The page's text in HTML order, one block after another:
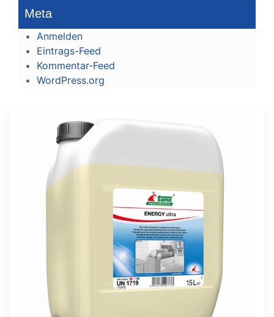
Meta
Anmelden
Eintrags-Feed
Kommentar-Feed
WordPress.org